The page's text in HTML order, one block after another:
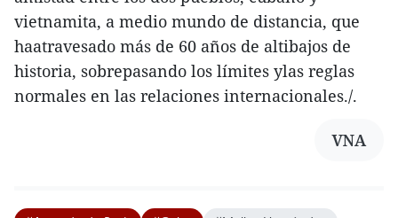
vietnamita, a medio mundo de distancia, que
haatravesado más de 60 años de altibajos de
historia, sobrepasando los límites ylas reglas
normales en las relaciones internacionales./.
VNA